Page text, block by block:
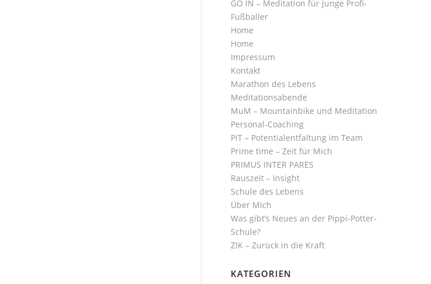
GO IN – Meditation für junge Profi-
Fußballer
Home
Home
Impressum
Kontakt
Marathon des Lebens
Meditationsabende
MuM – Mountainbike und Meditation
Personal-Coaching
PiT – Potentialentfaltung im Team
Prime time – Zeit für Mich
PRIMUS INTER PARES
Rauszeit – Insight
Schule des Lebens
Über Mich
Was gibt’s Neues an der Pippi-Potter-
Schule?
ZIK – Zurück in die Kraft
KATEGORIEN